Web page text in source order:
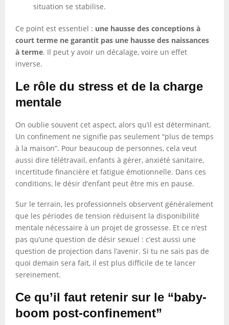
situation se stabilise.
Ce point est essentiel : une hausse des conceptions à
court terme ne garantit pas une hausse des naissances
à terme. Il peut y avoir un décalage, voire un effet
inverse.
Le rôle du stress et de la charge
mentale
On oublie souvent cet aspect, alors qu’il est déterminant.
Un confinement ne signifie pas seulement “plus de temps
à la maison”. Pour beaucoup de personnes, cela veut
aussi dire télétravail, enfants à gérer, anxiété sanitaire,
incertitude financière et fatigue émotionnelle. Dans ces
conditions, le désir d’enfant peut être mis en pause.
Sur le terrain, les professionnels observent généralement
que les périodes de tension réduisent la disponibilité
mentale nécessaire à un projet de grossesse. Et ce n’est
pas qu’une question de désir sexuel : c’est aussi une
question de projection dans l’avenir. Si tu ne sais pas de
quoi demain sera fait, il est plus difficile de te lancer
sereinement.
Ce qu’il faut retenir sur le “baby-
boom post-confinement”